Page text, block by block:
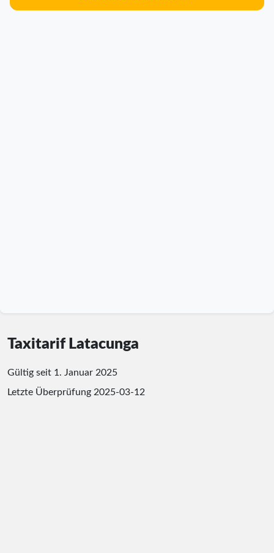
Taxitarif Latacunga
Gültig seit 1. Januar 2025
Letzte Überprüfung 2025-03-12